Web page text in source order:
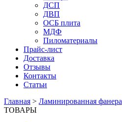
ДСП
ДВП
ОСБ плита
МДФ
Пиломатериалы
Прайс-лист
Доставка
Отзывы
Контакты
Статьи
Главная > Ламинированная фанера
ТОВАРЫ